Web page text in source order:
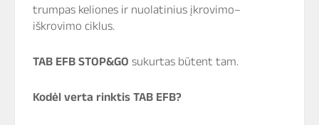
trumpas keliones ir nuolatinius įkrovimo–
iškrovimo ciklus.
TAB EFB STOP&GO sukurtas būtent tam.
Kodėl verta rinktis TAB EFB?